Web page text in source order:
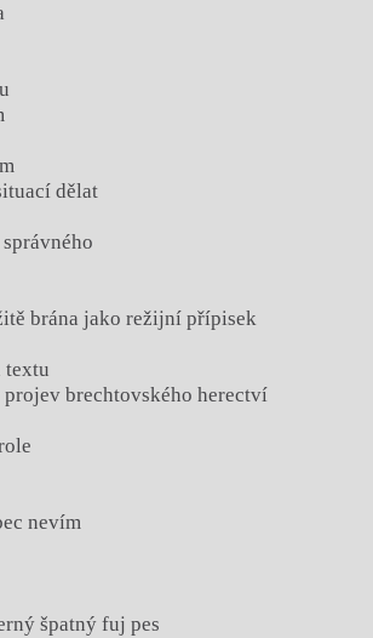
dělat
brána jako režijní přípisek
textu
brechtovského herectví
nevím
špatný fuj pes